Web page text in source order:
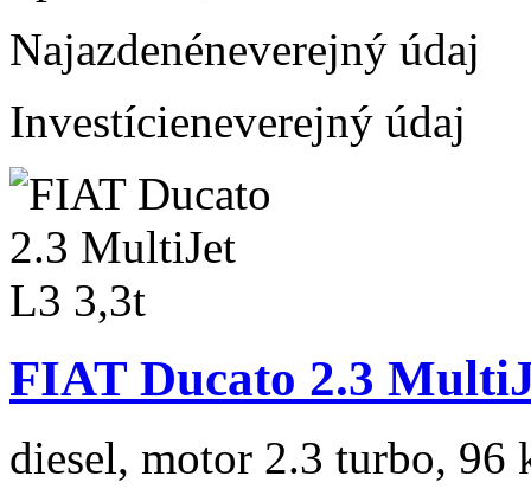
Najazdenéneverejný údaj
Investícieneverejný údaj
FIAT Ducato 2.3
diesel, motor 2.3 turbo, 96